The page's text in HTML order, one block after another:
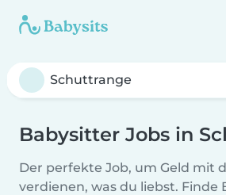
Babysitter Jobs in
Der perfekte Job, um Geld mit
verdienen, was du liebst. Finde